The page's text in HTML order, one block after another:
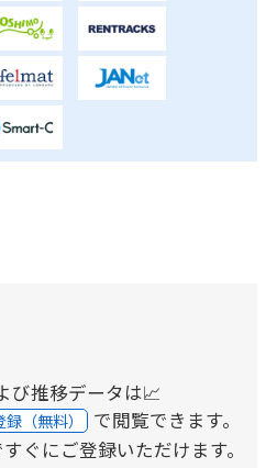
び推移データは📈
録（無料） で閲覧できます。
ぐにご登録いただけます。